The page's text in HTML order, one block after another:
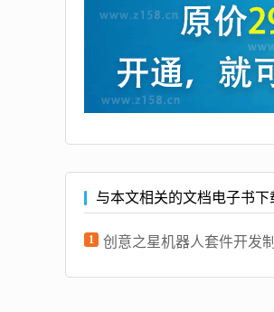
与本文相关的文档电子书下
1 创意之星机器人套件开发